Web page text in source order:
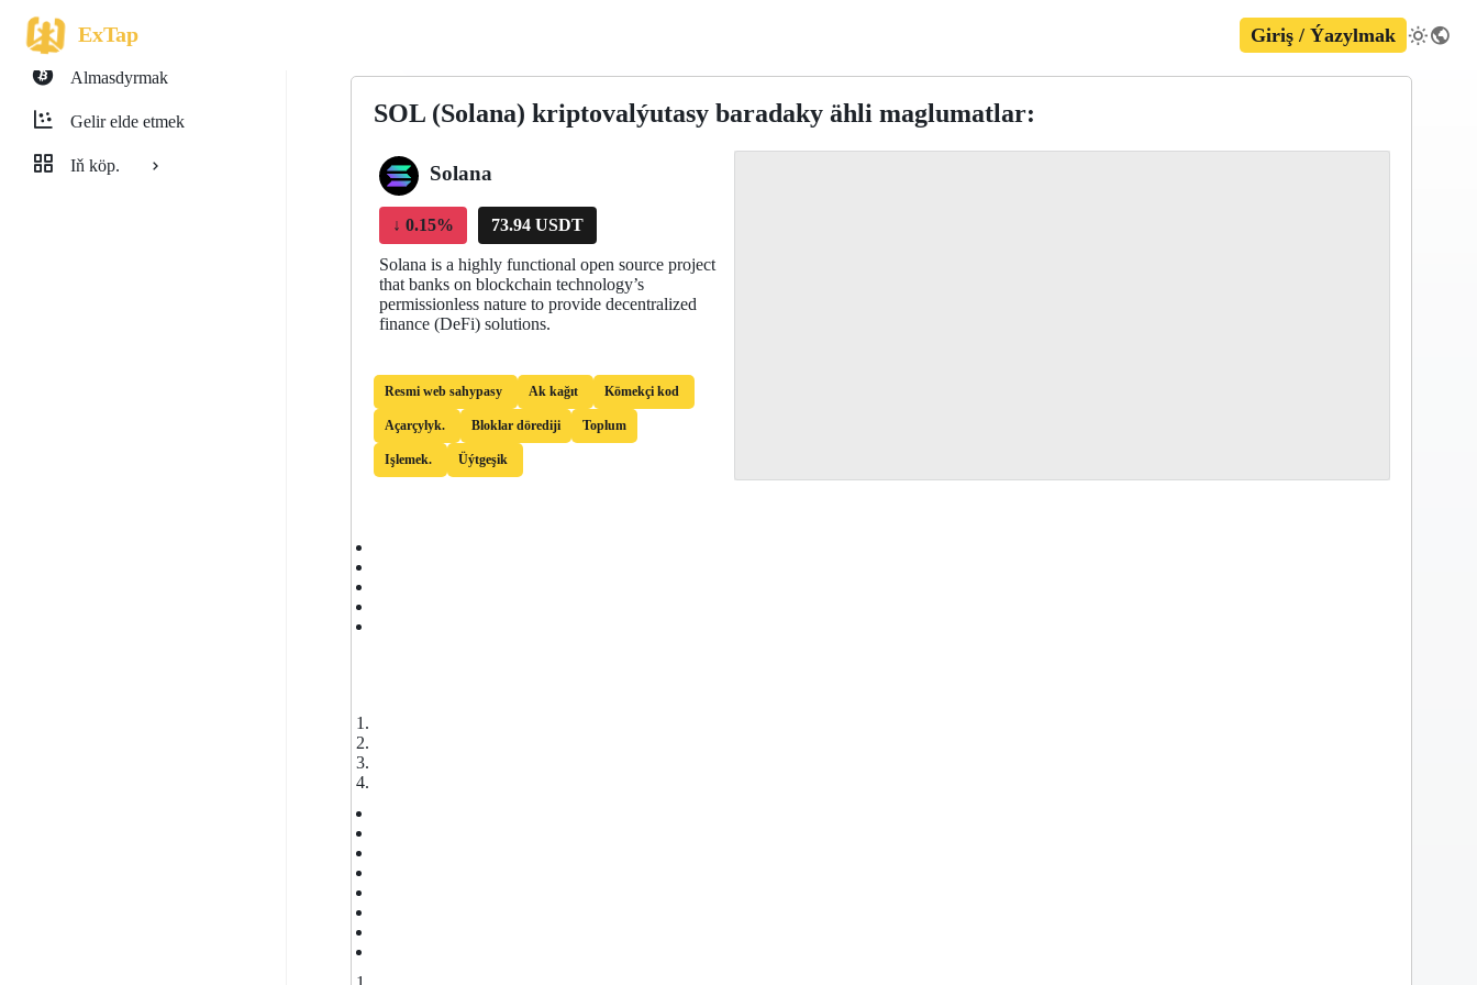
ExTap Giriş / Ýazylmak
Almasdyrmak
Gelir elde etmek
Iň köp.
SOL (Solana) kriptovalýutasy baradaky ähli maglumatlar:
Solana
↓ 0.15% 73.94 USDT
Solana is a highly functional open source project
that banks on blockchain technology’s
permissionless nature to provide decentralized
finance (DeFi) solutions.
Resmi web sahypasy Ak kağıt Kömekçi kod
Açarçylyk. Bloklar dörediji Toplum
Işlemek. Üýtgeşik